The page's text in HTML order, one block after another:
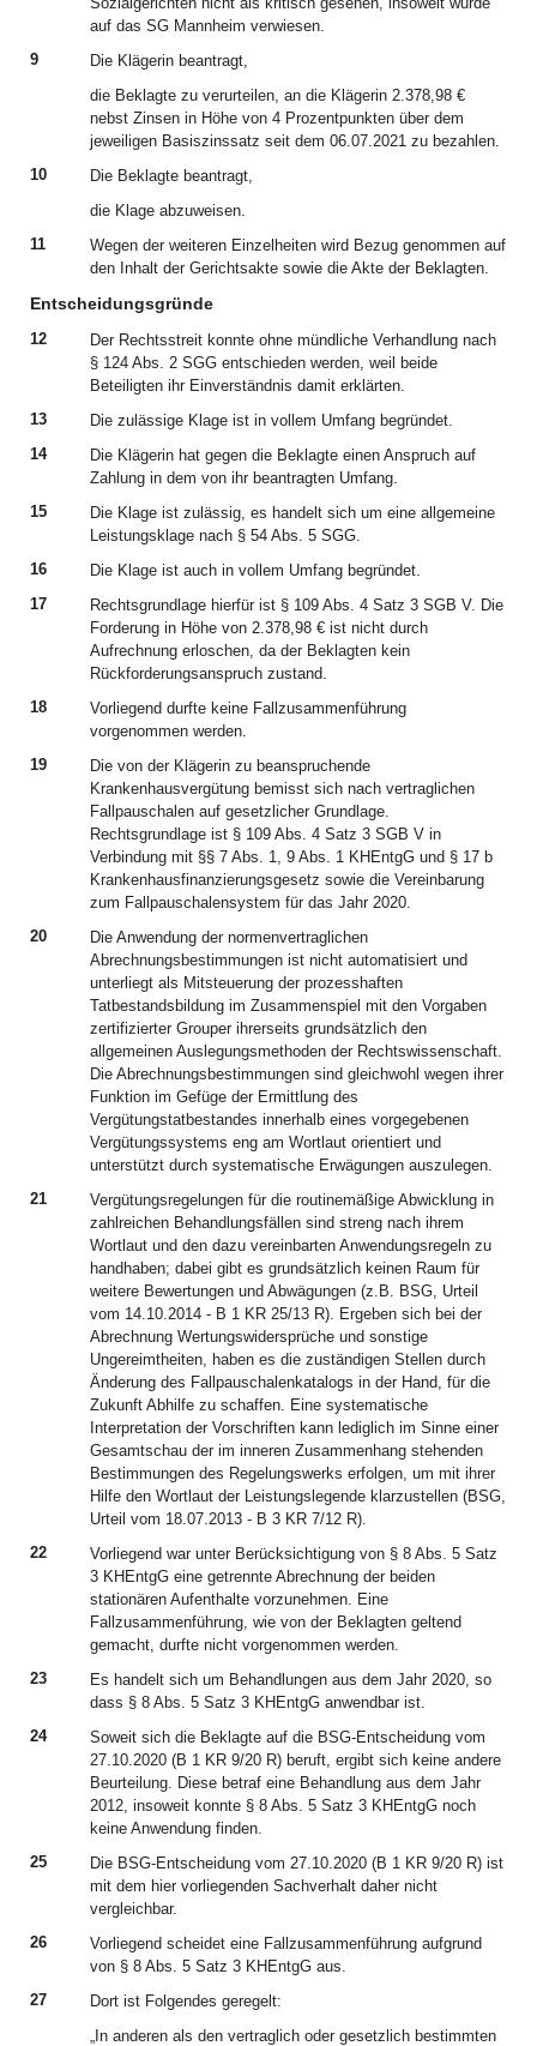
auf das SG Mannheim verwiesen.
9
Die Klägerin beantragt,
die Beklagte zu verurteilen, an die Klägerin 2.378,98 €
nebst Zinsen in Höhe von 4 Prozentpunkten über dem
jeweiligen Basiszinssatz seit dem 06.07.2021 zu bezahlen.
10
Die Beklagte beantragt,
die Klage abzuweisen.
11
Wegen der weiteren Einzelheiten wird Bezug genommen auf
den Inhalt der Gerichtsakte sowie die Akte der Beklagten.
Entscheidungsgründe
12
Der Rechtsstreit konnte ohne mündliche Verhandlung nach
§ 124 Abs. 2 SGG entschieden werden, weil beide
Beteiligten ihr Einverständnis damit erklärten.
13
Die zulässige Klage ist in vollem Umfang begründet.
14
Die Klägerin hat gegen die Beklagte einen Anspruch auf
Zahlung in dem von ihr beantragten Umfang.
15
Die Klage ist zulässig, es handelt sich um eine allgemeine
Leistungsklage nach § 54 Abs. 5 SGG.
16
Die Klage ist auch in vollem Umfang begründet.
17
Rechtsgrundlage hierfür ist § 109 Abs. 4 Satz 3 SGB V. Die
Forderung in Höhe von 2.378,98 € ist nicht durch
Aufrechnung erloschen, da der Beklagten kein
Rückforderungsanspruch zustand.
18
Vorliegend durfte keine Fallzusammenführung
vorgenommen werden.
19
Die von der Klägerin zu beanspruchende
Krankenhausvergütung bemisst sich nach vertraglichen
Fallpauschalen auf gesetzlicher Grundlage.
Rechtsgrundlage ist § 109 Abs. 4 Satz 3 SGB V in
Verbindung mit §§ 7 Abs. 1, 9 Abs. 1 KHEntgG und § 17 b
Krankenhausfinanzierungsgesetz sowie die Vereinbarung
zum Fallpauschalensystem für das Jahr 2020.
20
Die Anwendung der normenvertraglichen
Abrechnungsbestimmungen ist nicht automatisiert und
unterliegt als Mitsteuerung der prozesshaften
Tatbestandsbildung im Zusammenspiel mit den Vorgaben
zertifizierter Grouper ihrerseits grundsätzlich den
allgemeinen Auslegungsmethoden der Rechtswissenschaft.
Die Abrechnungsbestimmungen sind gleichwohl wegen ihrer
Funktion im Gefüge der Ermittlung des
Vergütungstatbestandes innerhalb eines vorgegebenen
Vergütungssystems eng am Wortlaut orientiert und
unterstützt durch systematische Erwägungen auszulegen.
21
Vergütungsregelungen für die routinemäßige Abwicklung in
zahlreichen Behandlungsfällen sind streng nach ihrem
Wortlaut und den dazu vereinbarten Anwendungsregeln zu
handhaben; dabei gibt es grundsätzlich keinen Raum für
weitere Bewertungen und Abwägungen (z.B. BSG, Urteil
vom 14.10.2014 - B 1 KR 25/13 R). Ergeben sich bei der
Abrechnung Wertungswidersprüche und sonstige
Ungereimtheiten, haben es die zuständigen Stellen durch
Änderung des Fallpauschalenkatalogs in der Hand, für die
Zukunft Abhilfe zu schaffen. Eine systematische
Interpretation der Vorschriften kann lediglich im Sinne einer
Gesamtschau der im inneren Zusammenhang stehenden
Bestimmungen des Regelungswerks erfolgen, um mit ihrer
Hilfe den Wortlaut der Leistungslegende klarzustellen (BSG,
Urteil vom 18.07.2013 - B 3 KR 7/12 R).
22
Vorliegend war unter Berücksichtigung von § 8 Abs. 5 Satz
3 KHEntgG eine getrennte Abrechnung der beiden
stationären Aufenthalte vorzunehmen. Eine
Fallzusammenführung, wie von der Beklagten geltend
gemacht, durfte nicht vorgenommen werden.
23
Es handelt sich um Behandlungen aus dem Jahr 2020, so
dass § 8 Abs. 5 Satz 3 KHEntgG anwendbar ist.
24
Soweit sich die Beklagte auf die BSG-Entscheidung vom
27.10.2020 (B 1 KR 9/20 R) beruft, ergibt sich keine andere
Beurteilung. Diese betraf eine Behandlung aus dem Jahr
2012, insoweit konnte § 8 Abs. 5 Satz 3 KHEntgG noch
keine Anwendung finden.
25
Die BSG-Entscheidung vom 27.10.2020 (B 1 KR 9/20 R) ist
mit dem hier vorliegenden Sachverhalt daher nicht
vergleichbar.
26
Vorliegend scheidet eine Fallzusammenführung aufgrund
von § 8 Abs. 5 Satz 3 KHEntgG aus.
27
Dort ist Folgendes geregelt:
„In anderen als den vertraglich oder gesetzlich bestimmten